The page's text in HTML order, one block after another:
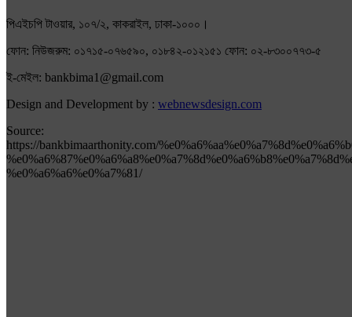
পিএইচপি টাওয়ার, ১০৭/২, কাকরাইল, ঢাকা-১০০০।
ফোন: নিউজরুম: ০১৭১৫-০৭৬৫৯০, ০১৮৪২-০১২১৫১ ফোন: ০২-৮৩০০৭৭৩-৫
ই-মেইল: bankbima1@gmail.com
Design and Development by : webnewsdesign.com
Source:
https://bankbimaarthonity.com/
%e0%a6%a6%e0%a7%81/